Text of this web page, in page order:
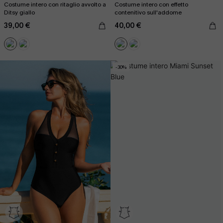
Costume intero con ritaglio avvolto a
Ditsy giallo
39,00 €
Costume intero con effetto
contenitivo sull'addome
40,00 €
-30%